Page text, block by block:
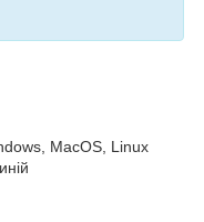
MacOS, Linux